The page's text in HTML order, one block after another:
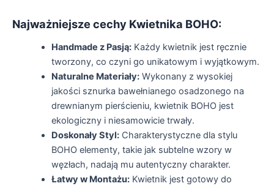
Najważniejsze cechy Kwietnika BOHO:
Handmade z Pasją:Każdy kwietnik jest ręcznie
tworzony, co czyni go unikatowym i wyjątkowym.
Naturalne Materiały:Wykonany z wysokiej
jakości sznurka bawełnianego osadzonego na
drewnianym pierścieniu, kwietnik BOHO jest
ekologiczny i niesamowicie trwały.
Doskonały Styl:Charakterystyczne dla stylu
BOHO elementy, takie jak subtelne wzory w
węzłach, nadają mu autentyczny charakter.
Łatwy w Montażu:Kwietnik jest gotowy do